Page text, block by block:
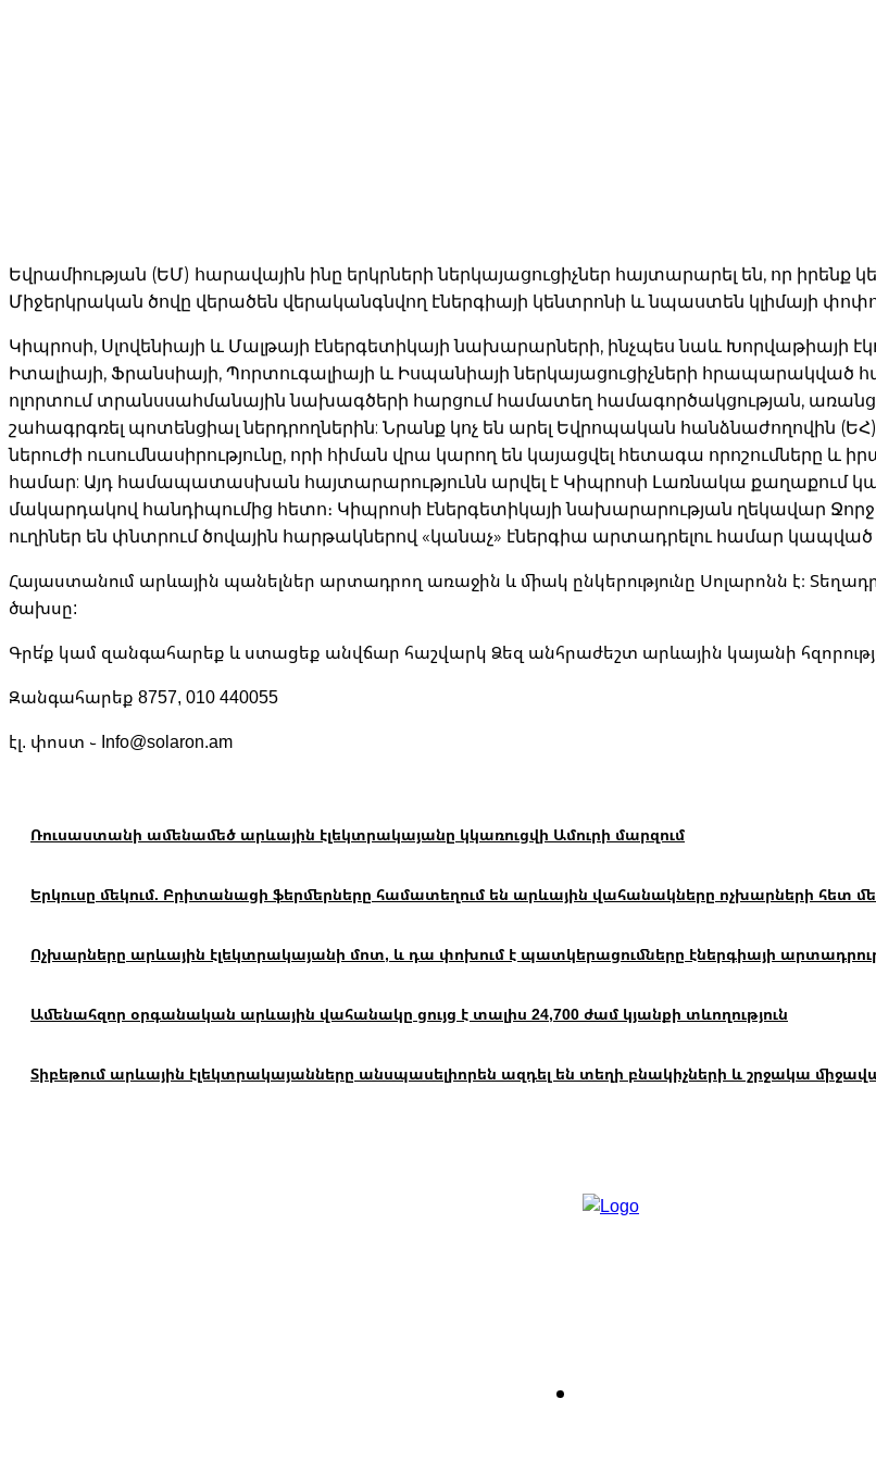
Եվրամիության (ԵՄ) հարավային ինը երկրների ներկայացուցիչներ հայտարարել են, որ իրենք
Միջերկրական ծովը վերածեն վերականգնվող էներգիայի կենտրոնի և նպաստեն կլիմայի
Կիպրոսի, Սլովենիայի և Մալթայի էներգետիկայի նախարարների, ինչպես նաև Խորվաթիայի
Իտալիայի, Ֆրանսիայի, Պորտուգալիայի և Իսպանիայի ներկայացուցիչների հրապարակված
ոլորտում տրանսսահմանային նախագծերի հարցում համատեղ համագործակցության, առանց
շահագրգռել պոտենցիալ ներդրողներին: Նրանք կոչ են արել Եվրոպական հանձնաժողովին
ներուժի ուսումնասիրությունը, որի հիման վրա կարող են կայացվել հետագա որոշումները և
համար: Այդ համապատասխան հայտարարությունն արվել է Կիպրոսի Լառնակա քաղաքում
մակարդակով հանդիպումից հետո։ Կիպրոսի էներգետիկայի նախարարության ղեկավար Ջորջ
ուղիներ են փնտրում ծովային հարթակներով «կանաչ» էներգիա արտադրելու համար
Հայաստանում արևային պանելներ արտադրող առաջին և միակ ընկերությունը Սոլարոնն է։
ծախսը:
Գրե՛ք կամ զանգահարեք և ստացեք անվճար հաշվարկ Ձեզ անհրաժեշտ արևային կայանի
Զանգահարեք 8757, 010 440055
էլ. փոստ ֊ Info@solaron.am
Ռուսաստանի ամենամեծ արևային էլեկտրակայանը կկառուցվի Ամուրի մարզում
Երկուսը մեկում. Բրիտանացի ֆերմերները համատեղում են արևային վահանակները ոչխարների հետ
Ոչխարները արևային էլեկտրակայանի մոտ, և դա փոխում է պատկերացումները էներգիայի
Ամենահզոր օրգանական արևային վահանակը ցույց է տալիս 24,700 ժամ կյանքի տևողություն
Տիբեթում արևային էլեկտրակայանները անսպասելիորեն ազդել են տեղի բնակիչների և շրջակա